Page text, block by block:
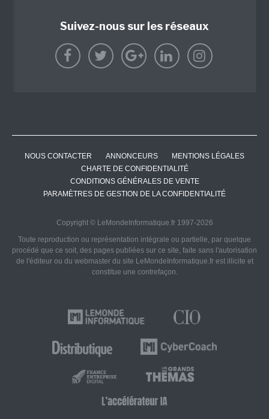
Suivez-nous sur les réseaux
NOUS CONTACTER ANNONCEURS
MENTIONS LÉGALES
CHARTE DE CONFIDENTIALITÉ
CONDITIONS GÉNÉRALES DE VENTE
PARAMÈTRES DE GESTION DE LA CONFIDENTIALITÉ
Copyright © LeMondeInformatique.fr 1997-2026
Toute reproduction ou représentation intégrale ou partielle, par quelque
procédé que ce soit, des pages publiées sur ce site, faite sans l'autorisation
de l'éditeur ou du webmaster du site LeMondeInformatique.fr est illicite et
constitue une contrefaçon.